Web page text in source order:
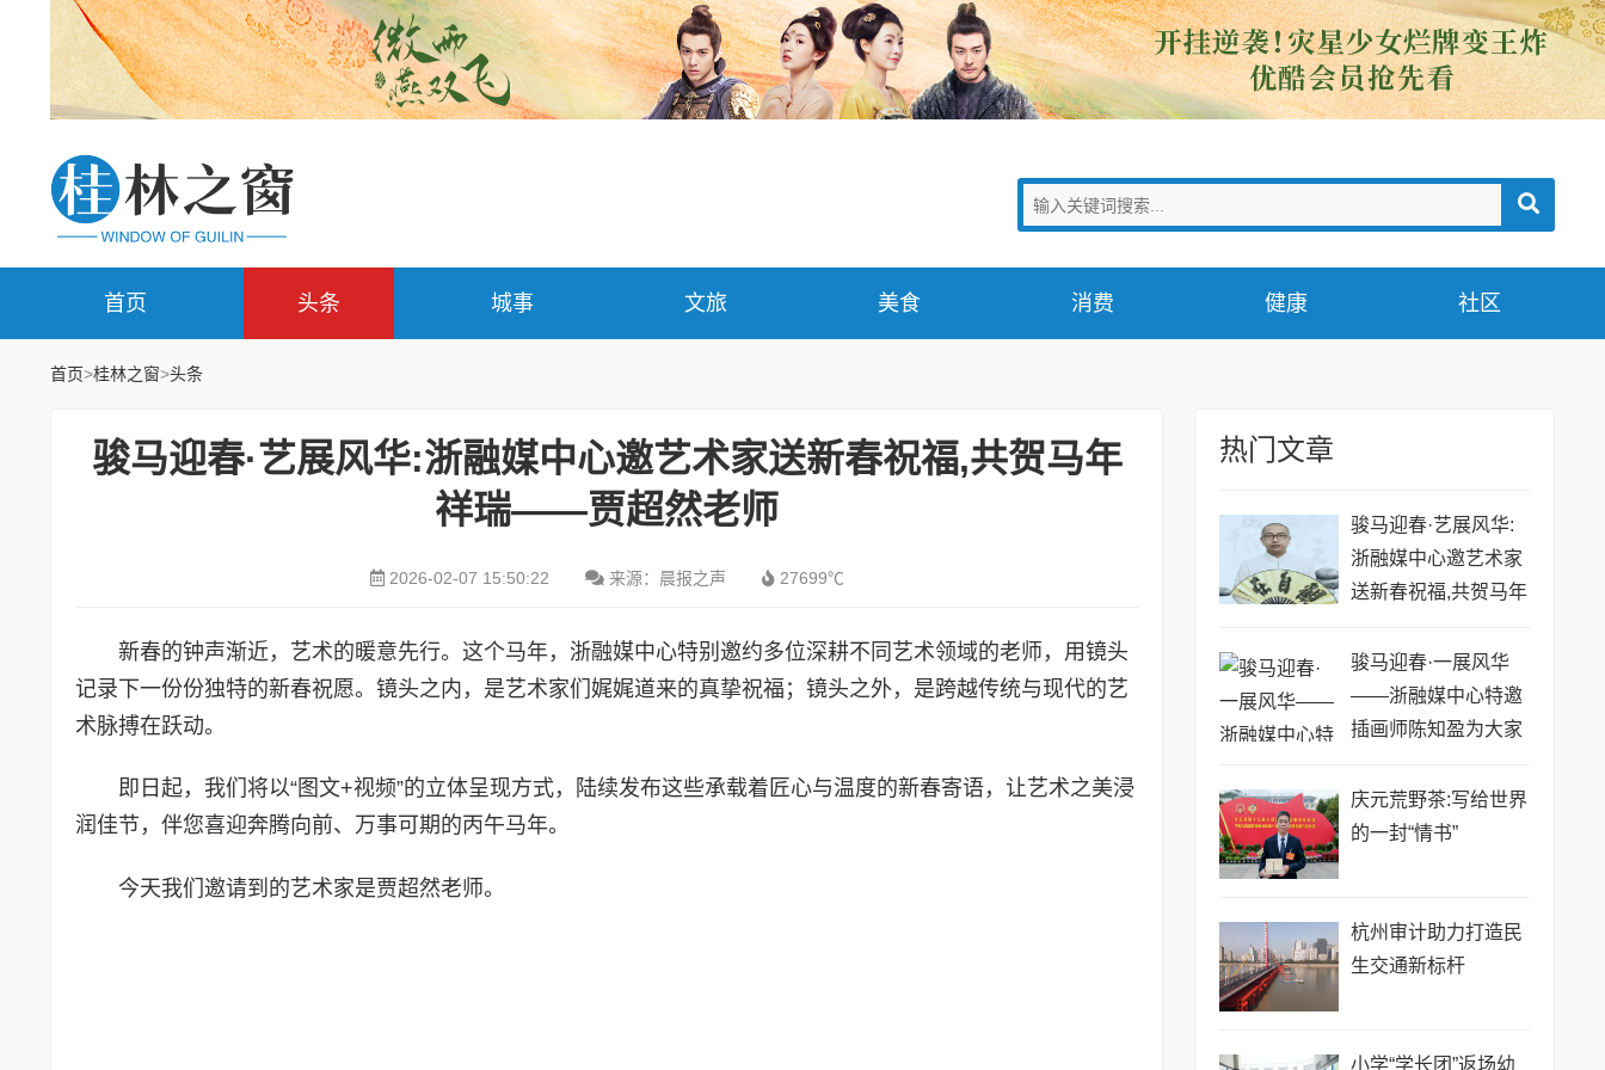
首页 头条 城事 文旅 美食 消费 健康 社区
首页>桂林之窗>头条
骏马迎春·艺展风华:浙融媒中心邀艺术家送新春祝福,共贺马年
祥瑞——贾超然老师
2026-02-07 15:50:22 来源：晨报之声 27699℃
新春的钟声渐近，艺术的暖意先行。这个马年，浙融媒中心特别邀约多位深耕不同艺术领域的老师，用镜头
记录下一份份独特的新春祝愿。镜头之内，是艺术家们娓娓道来的真挚祝福；镜头之外，是跨越传统与现代的艺
术脉搏在跃动。
即日起，我们将以“图文+视频”的立体呈现方式，陆续发布这些承载着匠心与温度的新春寄语，让艺术之美浸
润佳节，伴您喜迎奔腾向前、万事可期的丙午马年。
今天我们邀请到的艺术家是贾超然老师。
热门文章
骏马迎春·艺展风华:
浙融媒中心邀艺术家
送新春祝福,共贺马年
骏马迎春·一展风华
——浙融媒中心特邀
插画师陈知盈为大家
祥瑞
庆元荒野茶:写给世界
的一封“情书”
​杭州审计助力打造民
生交通新标杆
小学“学长团”返场幼